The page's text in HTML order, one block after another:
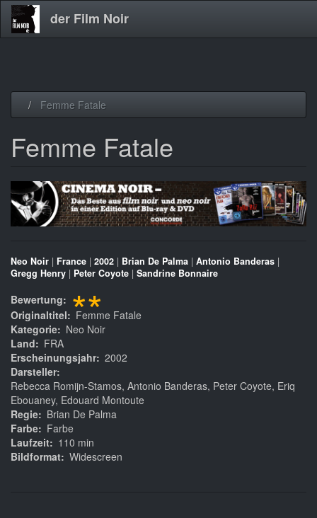
der Film Noir
Femme Fatale
Femme Fatale
Neo Noir | France | 2002 | Brian De Palma | Antonio Banderas |
Gregg Henry | Peter Coyote | Sandrine Bonnaire
Bewertung **
Originaltitel
Femme Fatale
Kategorie
Neo Noir
Land
FRA
Erscheinungsjahr 2002
Darsteller
Rebecca Romijn-Stamos, Antonio Banderas, Peter Coyote, Eriq
Ebouaney, Edouard Montoute
Regie
Brian De Palma
Farbe
Farbe
Laufzeit
110 min
Bildformat Widescreen